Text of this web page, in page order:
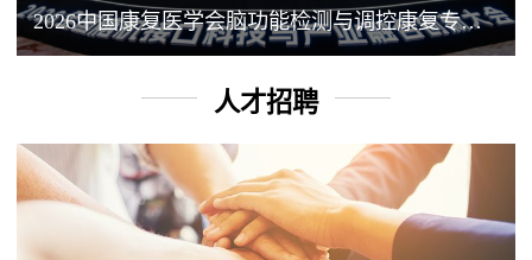
2026中国康复医学会脑功能检测与调控康复专业委员会学术年会丨脑客中国：脑机接口——EEG驱动TMS闭环调控工作坊
人才招聘